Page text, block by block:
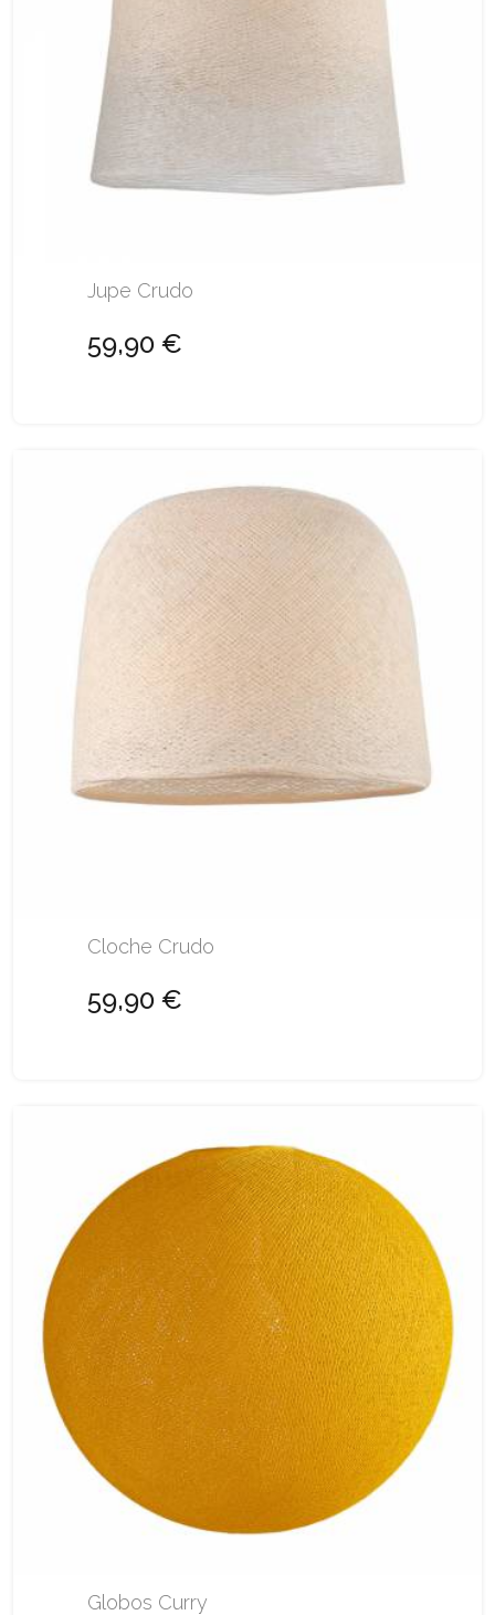
Jupe Crudo
59,90 €
Cloche Crudo
59,90 €
Globos Curry